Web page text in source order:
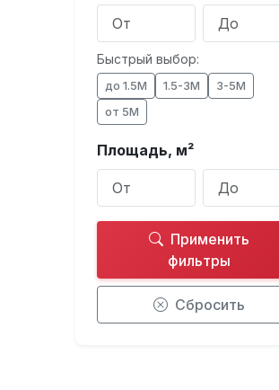
Быстрый выбор:
до 1.5М 1.5-3М
3-5М
от 5М
Площадь, м²
Применить
фильтры
Сбросить